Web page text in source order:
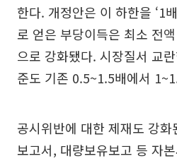
한다. 개정안은 이 하한을 ‘1
로 얻은 부당이득은 최소 전
으로 강화됐다. 시장질서 교
준도 기존 0.5~1.5배에서
공시위반에 대한 제재도 강
보고서, 대량보유보고 등 자